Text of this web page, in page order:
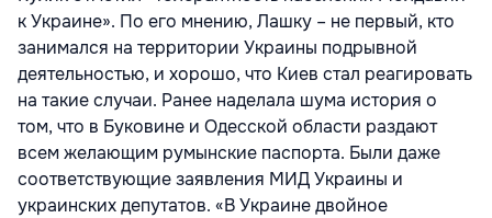
к Украине». По его мнению, Лашку – не первый, кто
занимался на территории Украины подрывной
деятельностью, и хорошо, что Киев стал реагировать
на такие случаи. Ранее наделала шума история о
том, что в Буковине и Одесской области раздают
всем желающим румынские паспорта. Были даже
соответствующие заявления МИД Украины и
украинских депутатов. «В Украине двойное